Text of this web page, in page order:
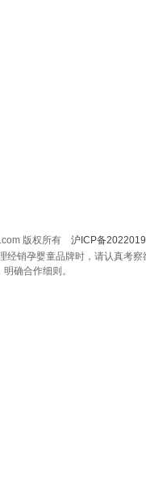
版权所有 沪ICP备
经销孕婴童品牌时，请认真考
确合作细则。